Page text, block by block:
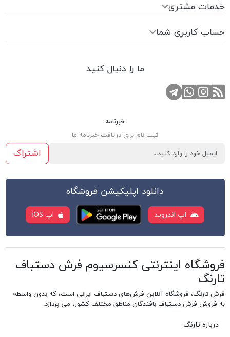
خدمات مشتری
حساب کاربری شما
ما را دنبال کنید
RSSصفحه اینستاگرام
تماس با واتس اپ
کانال تلگرام
خبرنامه
ثبت نام برای دریافت خبرنامه ما
اشتراک
دانلود اپلیکیشن فروشگاه
اپ اندروید اپ iOS
فروشگاه اینترنتی کنسرسیوم فرش دستباف
تارنگ
فرش تارنگ، فروشگاه آنلاین فرش‌های دستباف ایرانی است، که بدون واسطه
به فروش فرش دستباف بافندگان مناطق مختلف کشور، می پردازد.
درباره تارنگ